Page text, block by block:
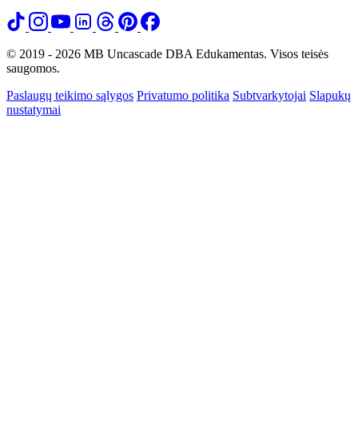
© 2019 - 2026 MB Uncascade DBA Edukamentas. Visos teisės
saugomos.
Paslaugų teikimo sąlygos Privatumo politika Subtvarkytojai Slapukų
nustatymai